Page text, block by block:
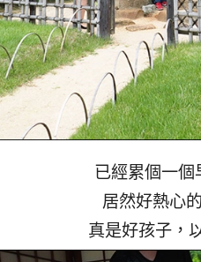
已經累個一個
居然好熱心
真是好孩子，